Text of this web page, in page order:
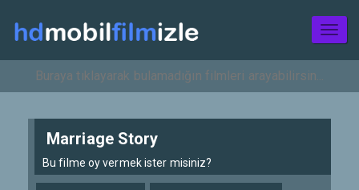
Marriage Story
Bu filme oy vermek ister misiniz?